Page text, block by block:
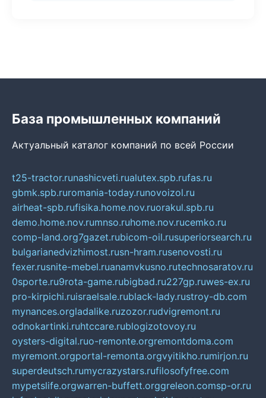
База промышленных компаний
Актуальный каталог компаний по всей России
t25-tractor.runashicveti.rualutex.spb.rufas.ru
gbmk.spb.ruromania-today.runovoizol.ru
airheat-spb.rufisika.home.nov.ruorakul.spb.ru
demo.home.nov.rumnso.ruhome.nov.rucemko.ru
comp-land.org7gazet.rubicom-oil.rusuperiorsearch.ru
bulgarianedvizhimost.rusn-hram.rusenovosti.ru
fexer.rusnite-mebel.ruanamvkusno.rutechnosaratov.ru
0sporte.ru9rota-game.rubigbad.ru227gp.ruwes-ex.ru
pro-kirpichi.ruisraelsale.rublack-lady.rustroy-db.com
mynances.orgladalike.ruzozor.rudvigremont.ru
odnokartinki.ruhtccare.rublogizotovoy.ru
oysters-digital.ruo-remonte.orgremontdoma.com
myremont.orgportal-remonta.orgvyitikho.rumirjon.ru
superdeutsch.rumycrazystars.rufilosofyfree.com
mypetslife.orgwarren-buffett.orggreleon.comsp-or.ru